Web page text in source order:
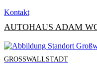
Kontakt
AUTOHAUS ADAM
GROSSWALLSTADT